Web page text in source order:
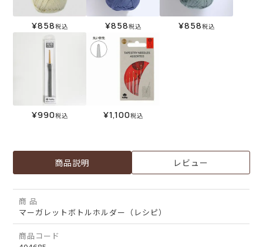
¥858税込 ¥858税込 ¥858税込
¥990税込 ¥1,100税込
商品説明 レビュー
商 品
マーガレットボトルホルダー（レシピ）
商品コード